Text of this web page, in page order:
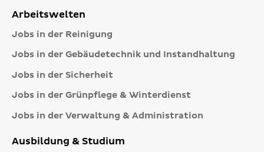
Arbeitswelten
Jobs in der Reinigung
Jobs in der Gebäudetechnik und Instandhaltung
Jobs in der Sicherheit
Jobs in der Grünpflege & Winterdienst
Jobs in der Verwaltung & Administration
Ausbildung & Studium